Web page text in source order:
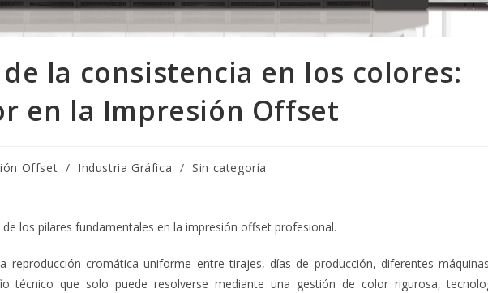
la consistencia en los colores:
en la Impresión Offset
Offset / Industria Gráfica / Sin categoría
de los pilares fundamentales en la impresión offset profesional.
reproducción cromática uniforme entre tirajes, días de producción, diferentes
técnico que solo puede resolverse mediante una gestión de color rigurosa,